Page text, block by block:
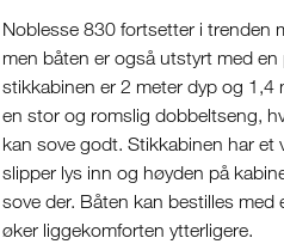
Noblesse 830 fortsetter i trenden
men båten er også utstyrt med
stikkabinen er 2 meter dyp og 1,4
en stor og romslig dobbeltseng,
kan sove godt. Stikkabinen har
slipper lys inn og høyden på
sove der. Båten kan bestilles med
øker liggekomforten ytterligere.